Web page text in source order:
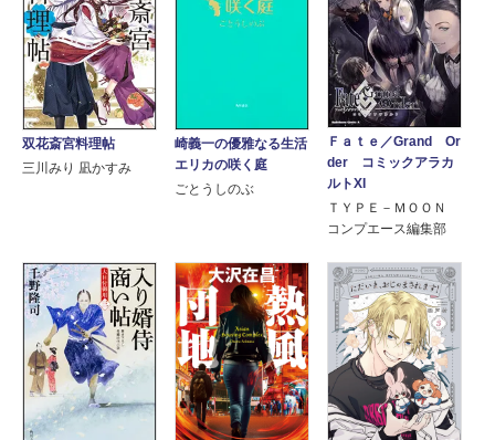
双花斎宮料理帖
三川みり 凪かすみ
崎義一の優雅なる生活
エリカの咲く庭
ごとうしのぶ
Ｆａｔｅ／Grand Or
der コミックアラカ
ルトXI
ＴＹＰＥ－ＭＯＯＮ
コンプエース編集部